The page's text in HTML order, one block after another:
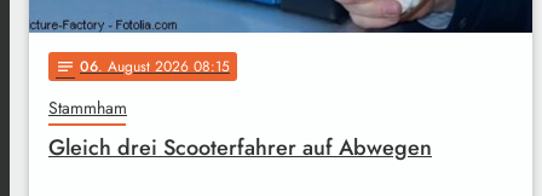
notes 06. August 2026 08:15
Stammham
Gleich drei Scooterfahrer auf Abwegen